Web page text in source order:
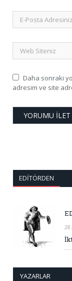
Daha sonraki
adresim ve site
EDITÖRDEN
YAZARLAR